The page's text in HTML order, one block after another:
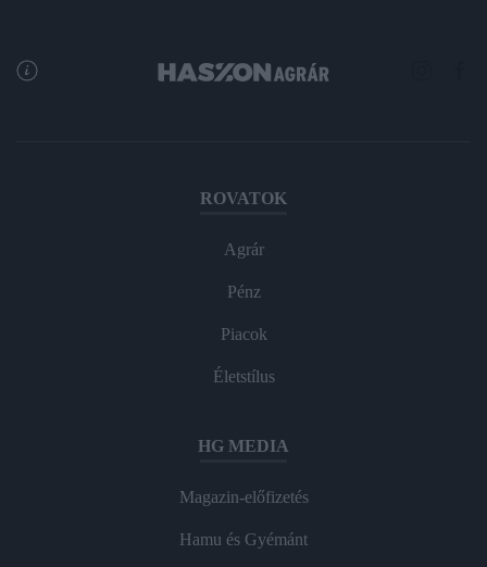
ROVATOK
Agrár
Pénz
Piacok
Életstílus
HG MEDIA
Magazin-előfizetés
Hamu és Gyémánt